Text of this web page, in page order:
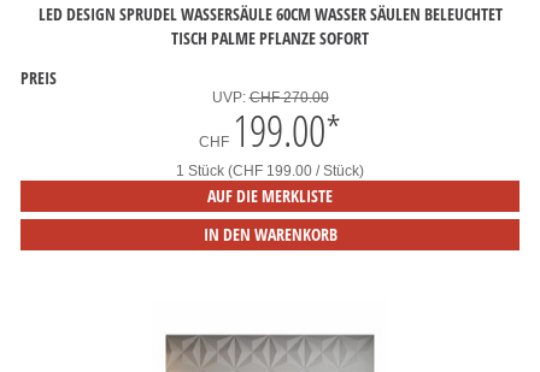
LED DESIGN SPRUDEL WASSERSÄULE 60CM WASSER SÄULEN BELEUCHTET
TISCH PALME PFLANZE SOFORT
PREIS
UVP:CHF 270.00
CHF 199.00*
1 Stück (CHF 199.00 / Stück)
AUF DIE MERKLISTE
IN DEN WARENKORB